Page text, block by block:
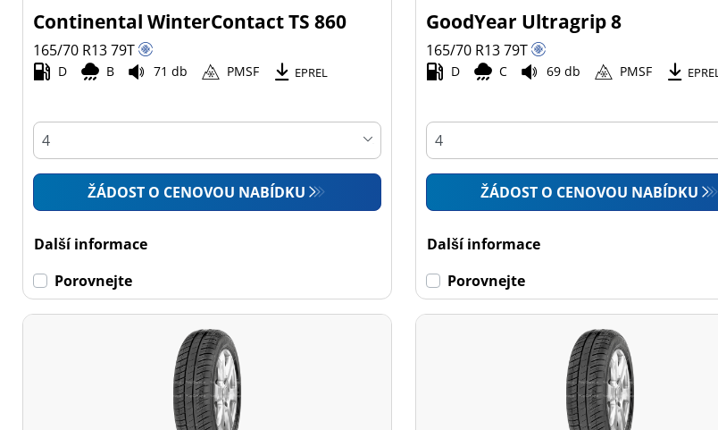
Všechny typy (23)
Dodávka (2)
Campingový vůz (0)
(0)
Dojezdové
Ne dojezdové (23)
Continental WinterContact TS 860
165/70 R1379T
D B 71 db PMSF EPREL
ŽÁDOST O CENOVOU NABÍDKU
Další informace
Porovnejte
GoodYear Ultragrip 8
165/70 R1379T
D C 69 db PMSF EPREL
ŽÁDOST O CENOVOU NABÍDKU
Další informace
Porovnejte